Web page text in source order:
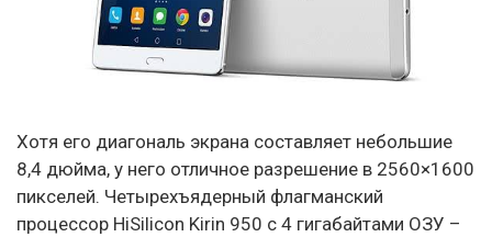
Хотя его диагональ экрана составляет небольшие
8,4 дюйма, у него отличное разрешение в 2560×1600
пикселей. Четырехъядерный флагманский
процессор HiSilicon Kirin 950 с 4 гигабайтами ОЗУ –